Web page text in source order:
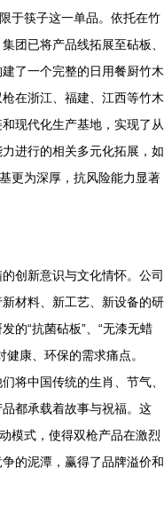
于筷子这一单品。依托在竹
团已将产品线拓展至砧板、
了一个完整的日用餐厨竹木
在浙江、福建、江西等竹木
现代化生产基地，实现了从
进行的相关多元化拓展，如
更为深厚，抗风险能力显著
创新意识与文化情怀。公司
材料、新工艺、新设备的研
的“抗菌砧板”、“无漆无蜡
康、环保的需求痛点。
将中国传统的生肖、节气、
都承载着故事与祝福。这
模式，使得双枪产品在激烈
的泥潭，赢得了品牌溢价和